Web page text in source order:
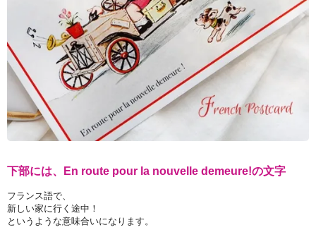
下部には、En route pour la nouvelle demeure!の文字
フランス語で、
新しい家に行く途中！
というような意味合いになります。